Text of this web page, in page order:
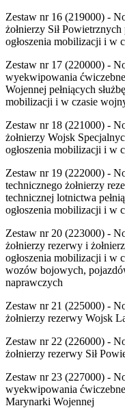
Zestaw nr 16 (219000) -
żołnierzy Sił
ogłoszenia mobilizacji i w
Zestaw nr 17 (220000) -
wyekwipowania
Wojennej pełniących
mobilizacji i w czasie
Zestaw nr 18 (221000) -
żołnierzy Wojsk
ogłoszenia mobilizacji i w
Zestaw nr 19 (222000) -
technicznego żołnierzy
technicznej lotnictwa
ogłoszenia mobilizacji i w
Zestaw nr 20 (223000) -
żołnierzy rezerwy i
ogłoszenia mobilizacji i w
wozów bojowych,
naprawczych
Zestaw nr 21 (225000) -
żołnierzy rezerwy Wojsk
Zestaw nr 22 (226000) -
żołnierzy rezerwy Sił
Zestaw nr 23 (227000) -
wyekwipowania
Marynarki Wojennej